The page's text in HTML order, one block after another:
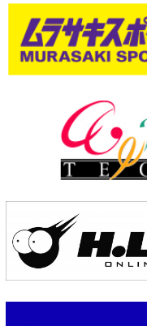
予報士 hiro.
banpaku
chappy